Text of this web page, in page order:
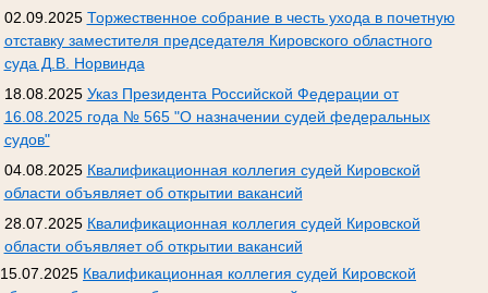
02.09.2025 Торжественное собрание в честь ухода в почетную
отставку заместителя председателя Кировского областного
суда Д.В. Норвинда
18.08.2025 Указ Президента Российской Федерации от
16.08.2025 года № 565 "О назначении судей федеральных
судов"
04.08.2025 Квалификационная коллегия судей Кировской
области объявляет об открытии вакансий
28.07.2025 Квалификационная коллегия судей Кировской
области объявляет об открытии вакансий
15.07.2025 Квалификационная коллегия судей Кировской